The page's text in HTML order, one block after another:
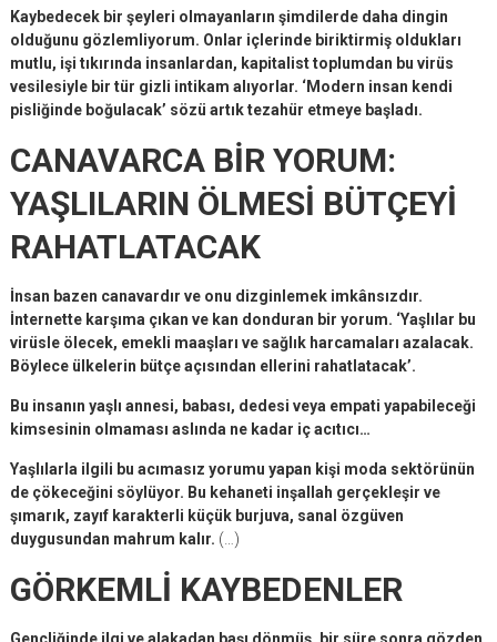
Kaybedecek bir şeyleri olmayanların şimdilerde daha dingin
olduğunu gözlemliyorum. Onlar içlerinde biriktirmiş oldukları
mutlu, işi tıkırında insanlardan, kapitalist toplumdan bu virüs
vesilesiyle bir tür gizli intikam alıyorlar. ‘Modern insan kendi
pisliğinde boğulacak’ sözü artık tezahür etmeye başladı.
CANAVARCA BİR YORUM:
YAŞLILARIN ÖLMESİ BÜTÇEYİ
RAHATLATACAK
İnsan bazen canavardır ve onu dizginlemek imkânsızdır.
İnternette karşıma çıkan ve kan donduran bir yorum. ‘Yaşlılar bu
virüsle ölecek, emekli maaşları ve sağlık harcamaları azalacak.
Böylece ülkelerin bütçe açısından ellerini rahatlatacak’.
Bu insanın yaşlı annesi, babası, dedesi veya empati yapabileceği
kimsesinin olmaması aslında ne kadar iç acıtıcı…
Yaşlılarla ilgili bu acımasız yorumu yapan kişi moda sektörünün
de çökeceğini söylüyor. Bu kehaneti inşallah gerçekleşir ve
şımarık, zayıf karakterli küçük burjuva, sanal özgüven
duygusundan mahrum kalır. (…)
GÖRKEMLİ KAYBEDENLER